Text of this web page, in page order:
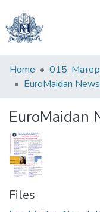
Communities
&
All of DSpace
Statistics
Home
EuroMaidan
EuroMaidan
Files